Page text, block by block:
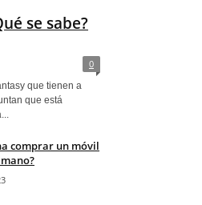
se sabe?
0
que tienen a
que está
comprar un móvil